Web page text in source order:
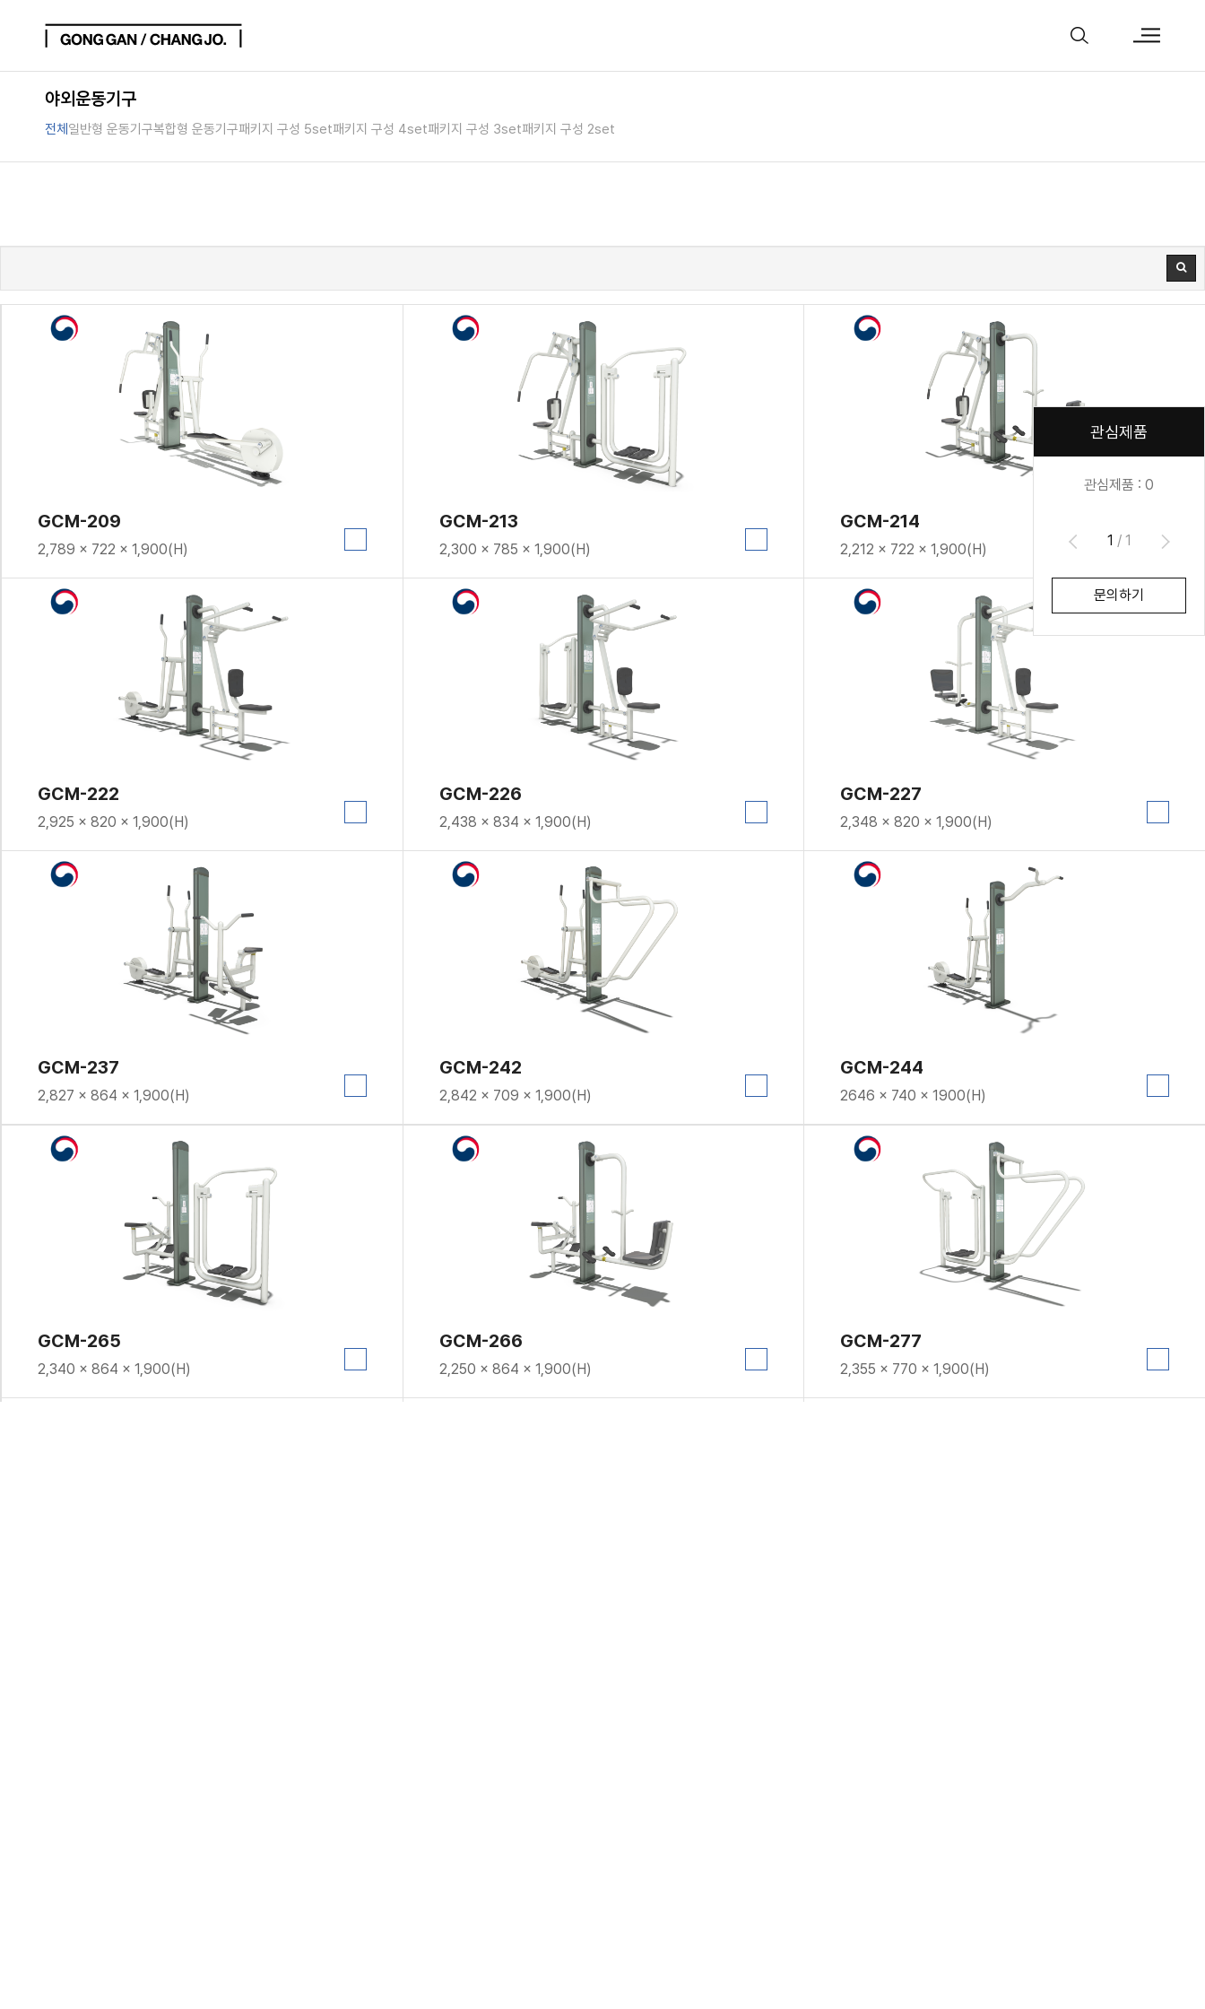
야외운동기구
전체 일반형 운동기구복합형 운동기구패키지 구성 5set패키지 구성 4set패키지 구성 3set패키지 구성 2set
GCM-209
2,789 × 722 × 1,900(H)
GCM-213
2,300 × 785 × 1,900(H)
GCM-214
2,212 × 722 × 1,900(H)
GCM-222
2,925 × 820 × 1,900(H)
GCM-226
2,438 × 834 × 1,900(H)
GCM-227
2,348 × 820 × 1,900(H)
GCM-237
2,827 × 864 × 1,900(H)
GCM-242
2,842 × 709 × 1,900(H)
GCM-244
2646 × 740 × 1900(H)
GCM-265
2,340 × 864 × 1,900(H)
GCM-266
2,250 × 864 × 1,900(H)
GCM-277
2,355 × 770 × 1,900(H)
관심제품
관심제품 : 0
1 / 1
문의하기